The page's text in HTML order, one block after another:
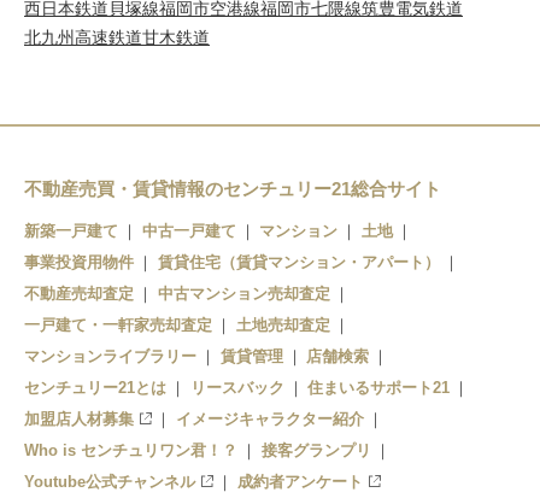
西日本鉄道貝塚線福岡市空港線福岡市七隈線筑豊電気鉄道
北九州高速鉄道甘木鉄道
不動産売買・賃貸情報のセンチュリー21総合サイト
新築一戸建て 中古一戸建て マンション
土地
事業投資用物件
賃貸住宅（賃貸マンション・アパート）
不動産売却査定
中古マンション売却査定
一戸建て・一軒家売却査定
土地売却査定
マンションライブラリー
賃貸管理
店舗検索
センチュリー21とは
リースバック
住まいるサポート21
加盟店人材募集
イメージキャラクター紹介
Who is センチュリワン君！？
接客グランプリ
Youtube公式チャンネル
成約者アンケート